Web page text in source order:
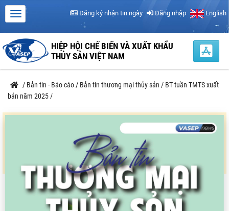
Đăng ký nhận tin ngày Đăng nhập English
HIỆP HỘI CHẾ BIẾN VÀ XUẤT KHẨU
THỦY SẢN VIỆT NAM
/ Bản tin - Báo cáo / Bản tin thương mại thủy sản / BT tuần TMTS xuất
bản năm 2025 /